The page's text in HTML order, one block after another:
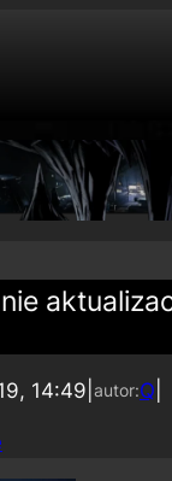
14:49 autor:Q